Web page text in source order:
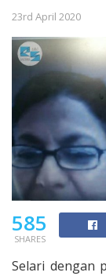
23rd April 2020
585
SHARES
Selari dengan